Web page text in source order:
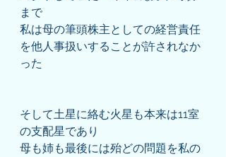
まで
私は母の筆頭株主としての経営責任
を他人事扱いすることが許されなか
った
そして土星に絡む火星も本来は11室
の支配星であり
母も姉も最後には殆どの問題を私の